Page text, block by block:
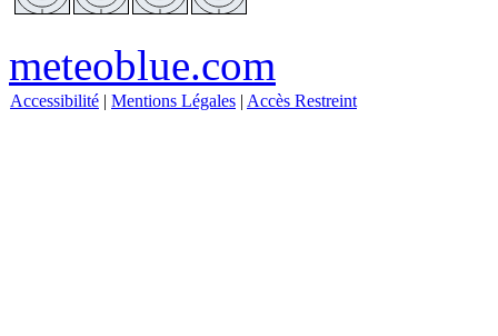
meteoblue.com
Accessibilité | Mentions Légales | Accès Restreint